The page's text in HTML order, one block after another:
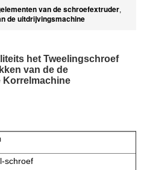
van de schroefextruder,
de uitdrijvingsmachine
het Tweelingschroef
van de de
Korrelmachine
schroef